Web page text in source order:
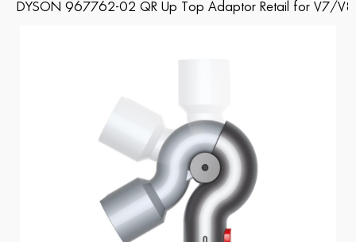
DYSON 967762-02 QR Up Top Adaptor Retail for V7/V8